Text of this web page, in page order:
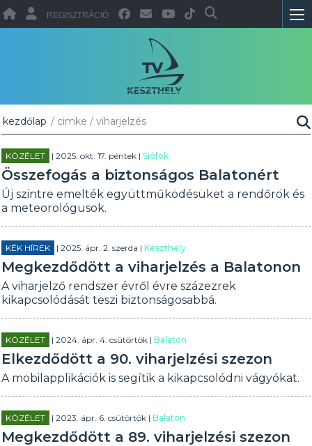
REGISZTRÁCIÓ
kezdőlap / cimke / viharjelzés
KÖZÉLET | 2025. okt. 17. péntek |Siófok
Összefogás a biztonságos Balatonért
Új szintre emelték együttműködésüket a rendőrök és
a meteorológusok.
KÉK HÍREK | 2025. ápr. 2. szerda |Keszthely
Megkezdődött a viharjelzés a Balatonon
A viharjelző rendszer évről évre százezrek
kikapcsolódását teszi biztonságosabbá.
KÖZÉLET | 2024. ápr. 4. csütörtök |Balaton
Elkezdődött a 90. viharjelzési szezon
A mobilapplikációk is segítik a kikapcsolódni vágyókat.
KÖZÉLET | 2023. ápr. 6. csütörtök |Balaton
Megkezdődött a 89. viharjelzési szezon